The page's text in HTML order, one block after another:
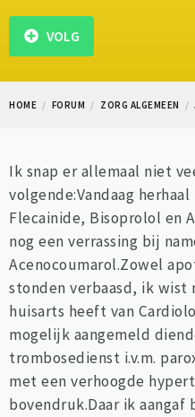
VOLG
HOME FORUM ZORG ALGEMEEN
Ik snap er allemaal niet
volgende:Vandaag
Flecainide, Bisoprolol en
nog een verrassing bij
Acenocoumarol.Zowel
stonden verbaasd, ik
huisarts heeft van
mogelijk aangemeld
trombosedienst i.v.m.
met een verhoogde
bovendruk.Daar ik